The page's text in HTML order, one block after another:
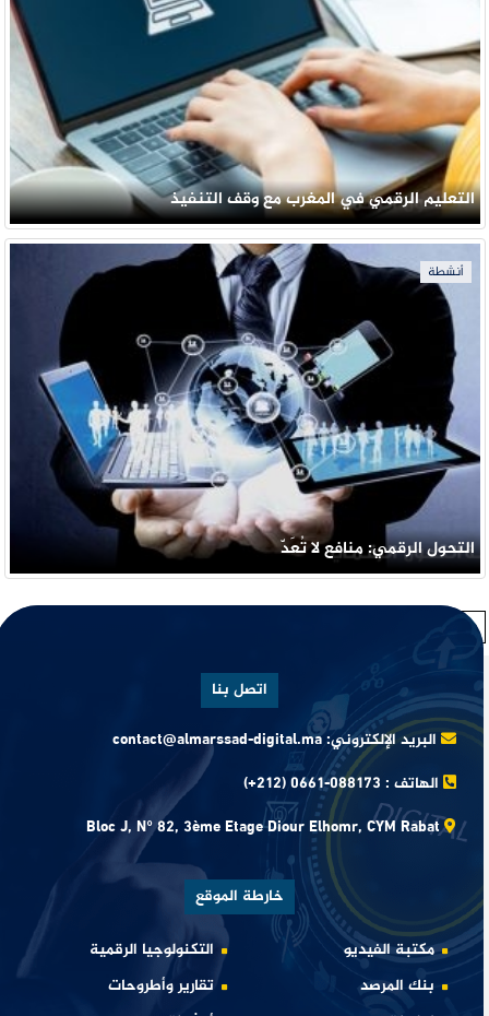
التعليم الرقمي في المغرب مع وقف التنفيذ
أنشطة
التحول الرقمي: منافع لا تُعَدّ
1
اتصل بنا
البريد الإلكتروني:contact@almarssad-digital.ma
الهاتف : (+212) 0661-088173
Bloc J, N° 82, 3ème Etage Diour Elhomr, CYM Rabat
خارطة الموقع
مكتبة الفيديو
التكنولوجيا الرقمية
بنك المرصد
تقارير وأطروحات